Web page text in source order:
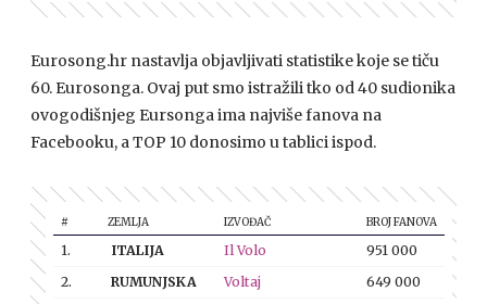
Eurosong.hr nastavlja objavljivati statistike koje se tiču
60. Eurosonga. Ovaj put smo istražili tko od 40 sudionika
ovogodišnjeg Eursonga ima najviše fanova na
Facebooku, a TOP 10 donosimo u tablici ispod.
# ZEMLJA IZVOĐAČ BROJ FANOVA
1. ITALIJA Il Volo
951 000
2.
RUMUNJSKA Voltaj
649 000